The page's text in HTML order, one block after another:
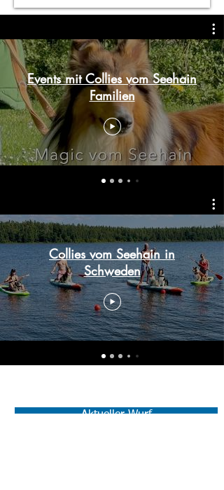
Events mit Collies vom Seehain
Familien
Collies vom Seehain in
Schweden
Aktueller Wurf